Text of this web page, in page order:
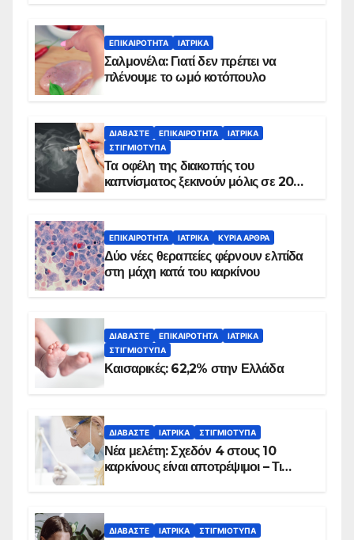
ΕΠΙΚΑΙΡΌΤΗΤΑ ΙΑΤΡΙΚΆ
Σαλμονέλα: Γιατί δεν πρέπει να
πλένουμε το ωμό κοτόπουλο
ΔΙΑΒΆΣΤΕ ΕΠΙΚΑΙΡΌΤΗΤΑ
ΙΑΤΡΙΚΆ
ΣΤΙΓΜΙΌΤΥΠΑ
Τα οφέλη της διακοπής του
καπνίσματος ξεκινούν μόλις σε 20
ΕΠΙΚΑΙΡΌΤΗΤΑ ΙΑΤΡΙΚΆ ΚΥΡΙΑ ΑΡΘΡΑ
Δύο νέες θεραπείες φέρνουν ελπίδα
στη μάχη κατά του καρκίνου
ΔΙΑΒΆΣΤΕ ΕΠΙΚΑΙΡΌΤΗΤΑ
ΙΑΤΡΙΚΆ
ΣΤΙΓΜΙΌΤΥΠΑ
Καισαρικές: 62,2% στην Ελλάδα
ΔΙΑΒΆΣΤΕ ΙΑΤΡΙΚΆ ΣΤΙΓΜΙΌΤΥΠΑ
Νέα μελέτη: Σχεδόν 4 στους 10
καρκίνους είναι αποτρέψιμοι – Τι
ΔΙΑΒΆΣΤΕ ΙΑΤΡΙΚΆ ΣΤΙΓΜΙΌΤΥΠΑ